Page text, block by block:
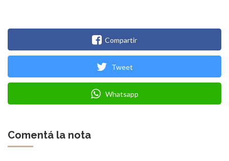
Compartir
Tweet
Whatsapp
Comentá la nota